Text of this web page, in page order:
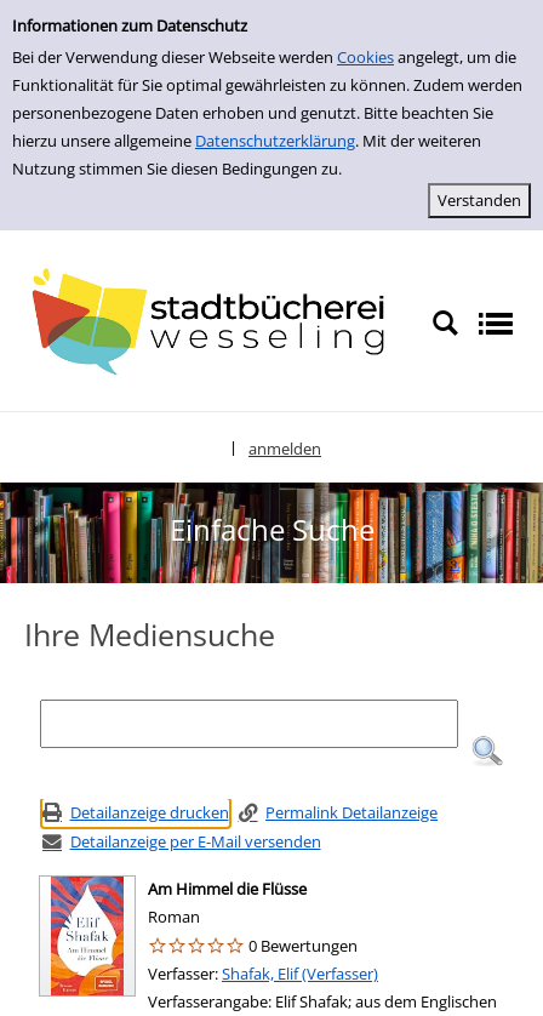
Informationen zum Datenschutz
Bei der Verwendung dieser Webseite werden Cookiesangelegt, um die
Funktionalität für Sie optimal gewährleisten zu können. Zudem werden
personenbezogene Daten erhoben und genutzt. Bitte beachten Sie
hierzu unsere allgemeine Datenschutzerklärung. Mit der weiteren
Nutzung stimmen Sie diesen Bedingungen zu.
zur Navigation springen
zum Inhalt springen
Zur Detailanzeige springen
anmelden
Einfache Suche
Ihre Mediensuche
Detailanzeige drucken
Permalink Detailanzeige
Detailanzeige per E-Mail versenden
Am Himmel die Flüsse
Roman
0 Bewertungen
Verfasser:Suche nach diesem Verfasser
Shafak, Elif (Verfasser)
Verfasserangabe: Elif Shafak; aus dem Englischen